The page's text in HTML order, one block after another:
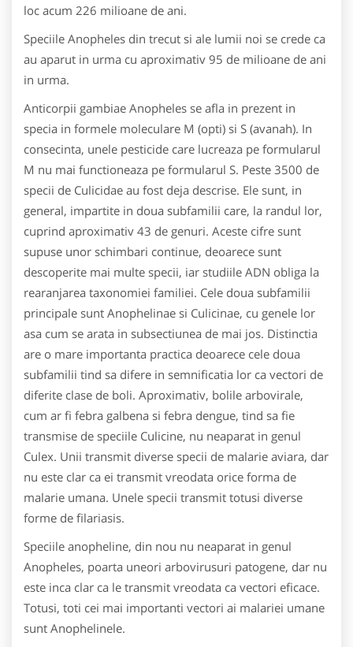
loc acum 226 milioane de ani.
Speciile Anopheles din trecut si ale lumii noi se crede ca
au aparut in urma cu aproximativ 95 de milioane de ani
in urma.
Anticorpii gambiae Anopheles se afla in prezent in
specia in formele moleculare M (opti) si S (avanah). In
consecinta, unele pesticide care lucreaza pe formularul
M nu mai functioneaza pe formularul S. Peste 3500 de
specii de Culicidae au fost deja descrise. Ele sunt, in
general, impartite in doua subfamilii care, la randul lor,
cuprind aproximativ 43 de genuri. Aceste cifre sunt
supuse unor schimbari continue, deoarece sunt
descoperite mai multe specii, iar studiile ADN obliga la
rearanjarea taxonomiei familiei. Cele doua subfamilii
principale sunt Anophelinae si Culicinae, cu genele lor
asa cum se arata in subsectiunea de mai jos. Distinctia
are o mare importanta practica deoarece cele doua
subfamilii tind sa difere in semnificatia lor ca vectori de
diferite clase de boli. Aproximativ, bolile arbovirale,
cum ar fi febra galbena si febra dengue, tind sa fie
transmise de speciile Culicine, nu neaparat in genul
Culex. Unii transmit diverse specii de malarie aviara, dar
nu este clar ca ei transmit vreodata orice forma de
malarie umana. Unele specii transmit totusi diverse
forme de filariasis.
Speciile anopheline, din nou nu neaparat in genul
Anopheles, poarta uneori arbovirusuri patogene, dar nu
este inca clar ca le transmit vreodata ca vectori eficace.
Totusi, toti cei mai importanti vectori ai malariei umane
sunt Anophelinele.